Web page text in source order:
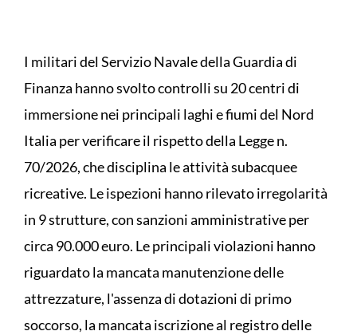
I militari del Servizio Navale della Guardia di
Finanza hanno svolto controlli su 20 centri di
immersione nei principali laghi e fiumi del Nord
Italia per verificare il rispetto della Legge n.
70/2026, che disciplina le attività subacquee
ricreative. Le ispezioni hanno rilevato irregolarità
in 9 strutture, con sanzioni amministrative per
circa 90.000 euro. Le principali violazioni hanno
riguardato la mancata manutenzione delle
attrezzature, l'assenza di dotazioni di primo
soccorso, la mancata iscrizione al registro delle